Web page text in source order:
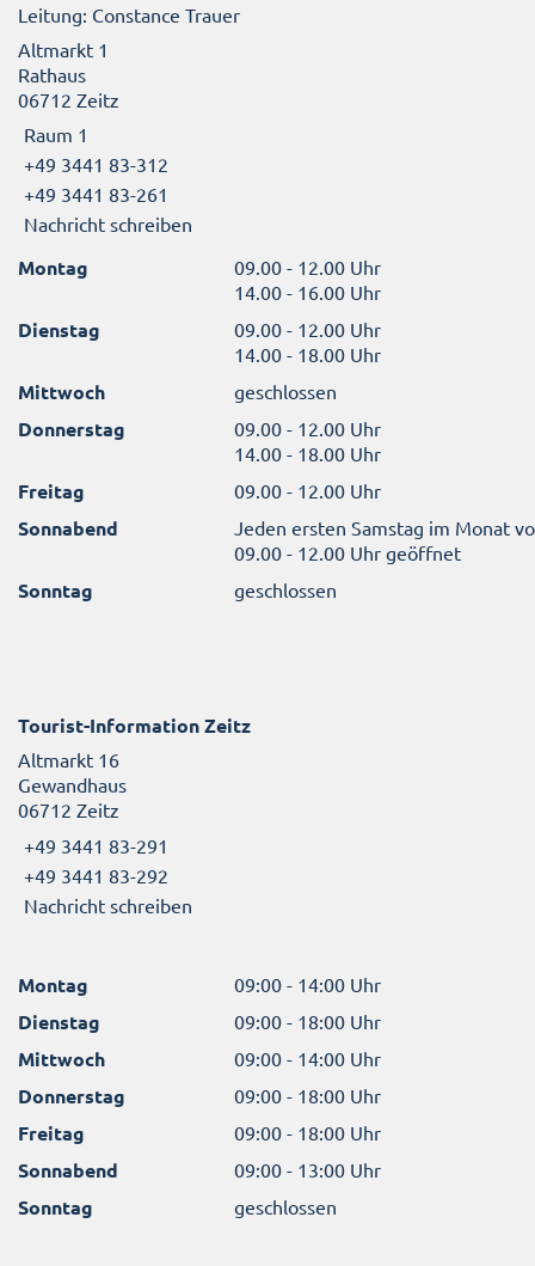
Leitung: Constance Trauer
Altmarkt 1
Rathaus
06712 Zeitz
Raum 1
+49 3441 83-312
+49 3441 83-261
Nachricht schreiben
Montag
09.00 - 12.00 Uhr
14.00 - 16.00 Uhr
Dienstag
09.00 - 12.00 Uhr
14.00 - 18.00 Uhr
Mittwoch geschlossen
Donnerstag
09.00 - 12.00 Uhr
14.00 - 18.00 Uhr
Freitag 09.00 - 12.00 Uhr
Sonnabend
Jeden ersten Samstag im Monat
09.00 - 12.00 Uhr geöffnet
Sonntag geschlossen
Tourist-Information Zeitz
Altmarkt 16
Gewandhaus
06712 Zeitz
+49 3441 83-291
+49 3441 83-292
Nachricht schreiben
Montag 09:00 - 14:00 Uhr
Dienstag 09:00 - 18:00 Uhr
Mittwoch 09:00 - 14:00 Uhr
Donnerstag 09:00 - 18:00 Uhr
Freitag 09:00 - 18:00 Uhr
Sonnabend 09:00 - 13:00 Uhr
Sonntag geschlossen